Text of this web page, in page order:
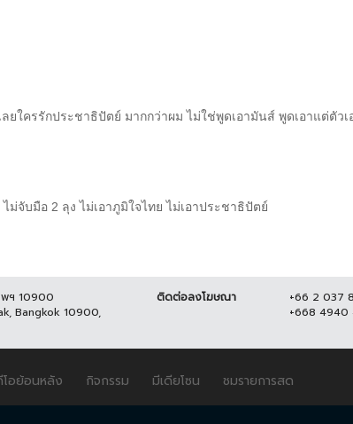
ใครรักประชาธิปัตย์ มากกว่าผม ไม่ใช่พูดเอามันส์ พูดเอาแต่ตัว
จับมือ 2 ลุง ไม่เอาภูมิใจไทย ไม่เอาประชาธิปัตย์
พฯ 10900
Bangkok 10900,
ติดต่อลงโฆษณา
+66 2 037
+668 4940
อย้อนหลัง กิจกรรม มีเดียโซน ชมรายการสด